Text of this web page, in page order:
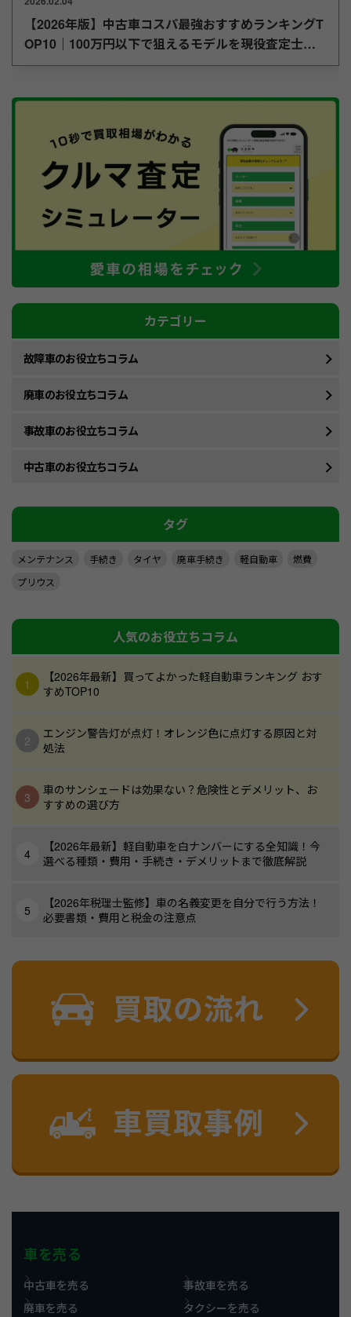
【2026年版】中古車コスパ最強おすすめランキングT
OP10｜100万円以下で狙えるモデルを現役査定士が
厳選
カテゴリー
故障車のお役立ちコラム
廃車のお役立ちコラム
事故車のお役立ちコラム
中古車のお役立ちコラム
タグ
メンテナンス 手続き タイヤ 廃車手続き 軽自動車
燃費
プリウス
人気のお役立ちコラム
【2026年最新】買ってよかった軽自動車ランキング おす
すめTOP10
エンジン警告灯が点灯！オレンジ色に点灯する原因と対
処法
車のサンシェードは効果ない？危険性とデメリット、お
すすめの選び方
【2026年最新】軽自動車を白ナンバーにする全知識！今
選べる種類・費用・手続き・デメリットまで徹底解説
【2026年税理士監修】車の名義変更を自分で行う方法！
必要書類・費用と税金の注意点
車を売る
中古車を売る
事故車を売る
廃車を売る
タクシーを売る